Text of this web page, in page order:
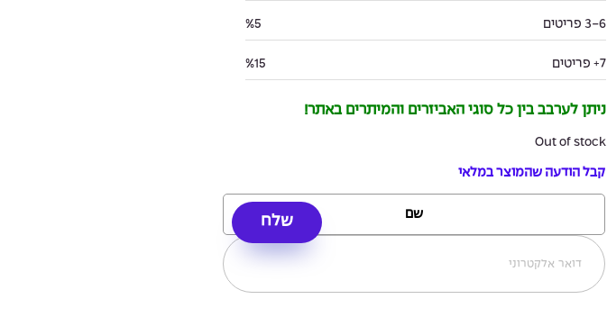
3-6 פריטים %5
7+ פריטים %15
ניתן לערבב בין כל סוגי האביזרים והמיתרים באתר!
Out of stock
קבל הודעה שהמוצר במלאי